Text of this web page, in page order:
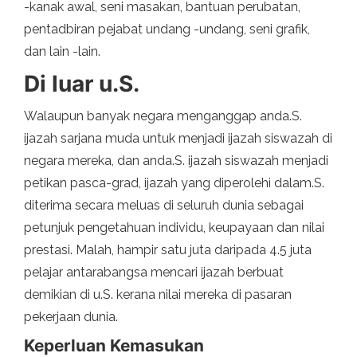
-kanak awal, seni masakan, bantuan perubatan,
pentadbiran pejabat undang -undang, seni grafik,
dan lain -lain.
Di luar u.S.
Walaupun banyak negara menganggap anda.S.
ijazah sarjana muda untuk menjadi ijazah siswazah di
negara mereka, dan anda.S. ijazah siswazah menjadi
petikan pasca-grad, ijazah yang diperolehi dalam.S.
diterima secara meluas di seluruh dunia sebagai
petunjuk pengetahuan individu, keupayaan dan nilai
prestasi. Malah, hampir satu juta daripada 4.5 juta
pelajar antarabangsa mencari ijazah berbuat
demikian di u.S. kerana nilai mereka di pasaran
pekerjaan dunia.
Keperluan Kemasukan